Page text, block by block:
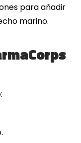
para añadir
marino.